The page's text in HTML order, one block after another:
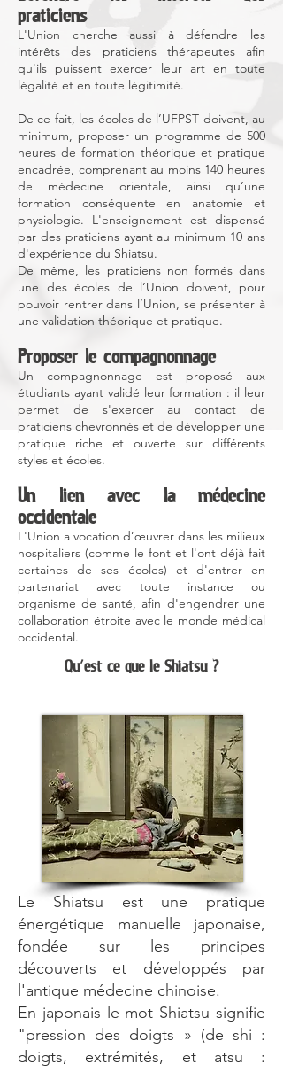
praticiens
L'Union cherche aussi à défendre les
intérêts des praticiens thérapeutes afin
qu'ils puissent exercer leur art en toute
légalité et en toute légitimité.
De ce fait, les écoles de l’UFPST doivent, au
minimum, proposer un programme de 500
heures de formation théorique et pratique
encadrée, comprenant au moins 140 heures
de médecine orientale, ainsi qu’une
formation conséquente en anatomie et
physiologie. L'enseignement est dispensé
par des praticiens ayant au minimum 10 ans
d'expérience du Shiatsu.
De même, les praticiens non formés dans
une des écoles de l’Union doivent, pour
pouvoir rentrer dans l’Union, se présenter à
une validation théorique et pratique.
Proposer le compagnonnage
Un compagnonnage est proposé aux
étudiants ayant validé leur formation : il leur
permet de s'exercer au contact de
praticiens chevronnés et de développer une
pratique riche et ouverte sur différents
styles et écoles.
Un lien avec la médecine
occidentale
L'Union a vocation d’œuvrer dans les milieux
hospitaliers (comme le font et l'ont déjà fait
certaines de ses écoles) et d'entrer en
partenariat avec toute instance ou
organisme de santé, afin d'engendrer une
collaboration étroite avec le monde médical
occidental.
Qu'est ce que le Shiatsu ?
Le Shiatsu est une pratique
énergétique manuelle japonaise,
fondée sur les principes
découverts et développés par
l'antique médecine chinoise.
En japonais le mot Shiatsu signifie
"pression des doigts » (de shi :
doigts, extrémités, et atsu :